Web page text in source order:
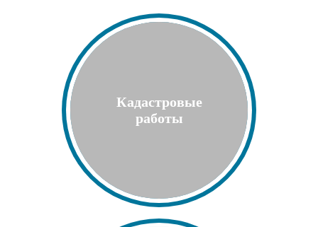
Кадастровые
работы